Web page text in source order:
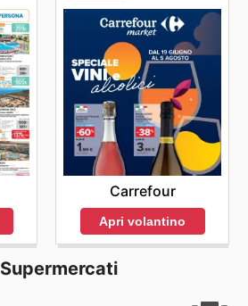
Carrefour
Apri volantino